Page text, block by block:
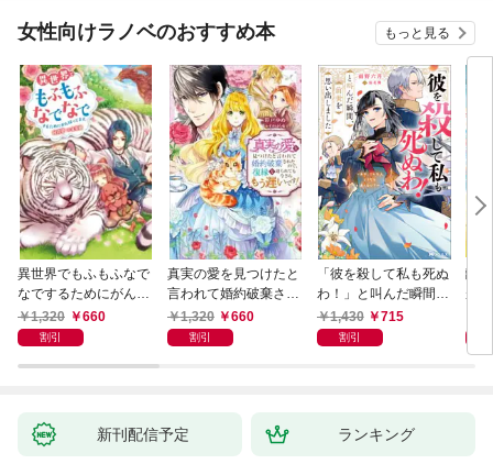
女性向けラノベのおすすめ本 もっと見る
異世界でもふもふなで
なでするためにがんば
ってます。 ： 1
1,320 660
割引
真実の愛を見つけたと
言われて婚約破棄され
たので、復縁を迫られ
ても今さらもう遅いで
1,320 660
割引
「彼を殺して私も死ぬ
わ！」と叫んだ瞬間、
前世を思い出しました
～あれ、こんな人どう
1,430 715
割引
離
が
家
新刊配信予定 ランキング